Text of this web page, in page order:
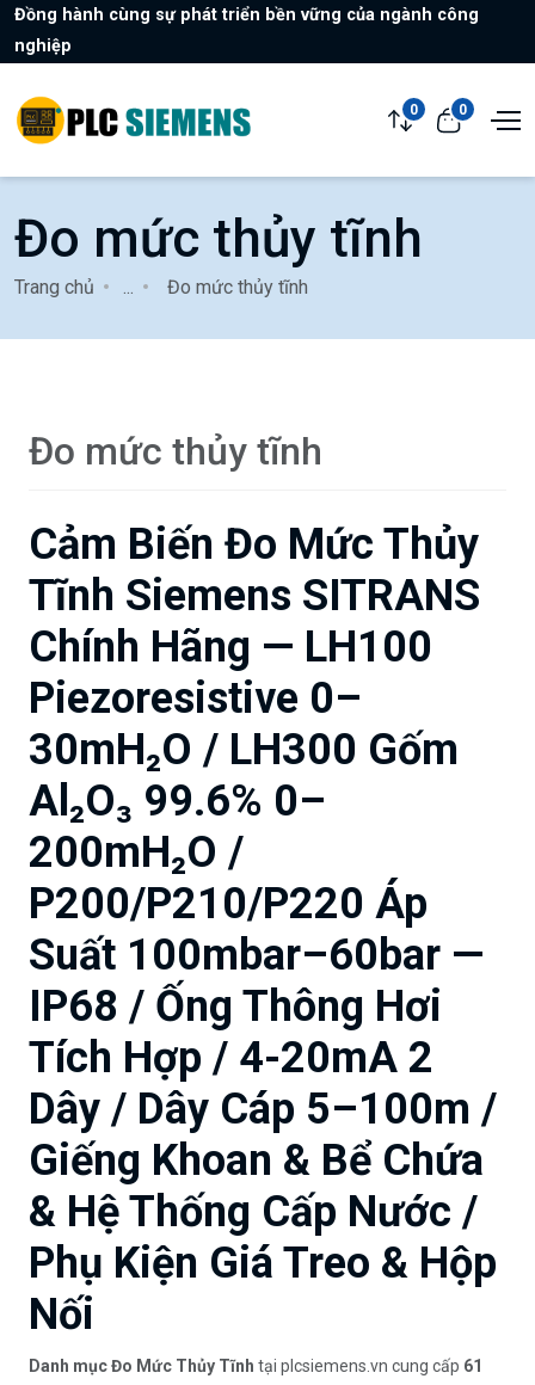
Đồng hành cùng sự phát triển bền vững của ngành công
nghiệp
0 0
Đo mức thủy tĩnh
Trang chủ Đo mức thủy tĩnh
Đo mức thủy tĩnh
Cảm Biến Đo Mức Thủy
Tĩnh Siemens SITRANS
Chính Hãng — LH100
Piezoresistive 0–
30mH₂O / LH300 Gốm
Al₂O₃ 99.6% 0–
200mH₂O /
P200/P210/P220 Áp
Suất 100mbar–60bar —
IP68 / Ống Thông Hơi
Tích Hợp / 4-20mA 2
Dây / Dây Cáp 5–100m /
Giếng Khoan & Bể Chứa
& Hệ Thống Cấp Nước /
Phụ Kiện Giá Treo & Hộp
Nối
Danh mục Đo Mức Thủy Tĩnh tại plcsiemens.vn cung cấp 61